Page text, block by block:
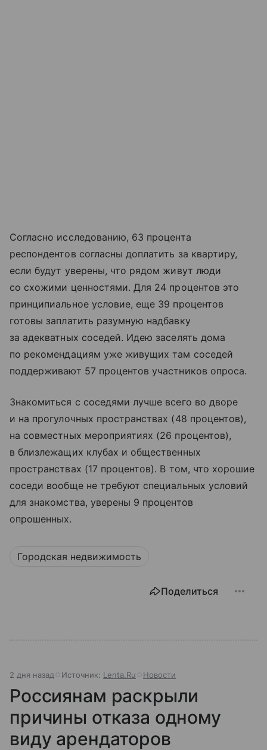
Согласно исследованию, 63 процента
респондентов согласны доплатить за квартиру,
если будут уверены, что рядом живут люди
со схожими ценностями. Для 24 процентов это
принципиальное условие, еще 39 процентов
готовы заплатить разумную надбавку
за адекватных соседей. Идею заселять дома
по рекомендациям уже живущих там соседей
поддерживают 57 процентов участников опроса.
Знакомиться с соседями лучше всего во дворе
и на прогулочных пространствах (48 процентов),
на совместных мероприятиях (26 процентов),
в близлежащих клубах и общественных
пространствах (17 процентов). В том, что хорошие
соседи вообще не требуют специальных условий
для знакомства, уверены 9 процентов
опрошенных.
Городская недвижимость
Поделиться
2 дня назад Источник: Lenta.Ru Новости
Россиянам раскрыли
причины отказа одному
виду арендаторов